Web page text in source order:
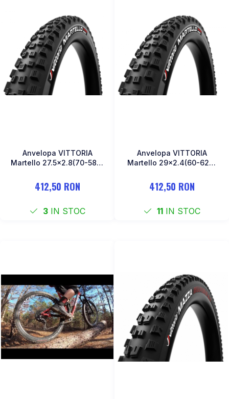
Anvelopa VITTORIA
Martello 27.5x2.8(70-584)
412,50 RON
3IN STOC
Anvelopa VITTORIA
Martello 29x2.4(60-622)
412,50 RON
11IN STOC